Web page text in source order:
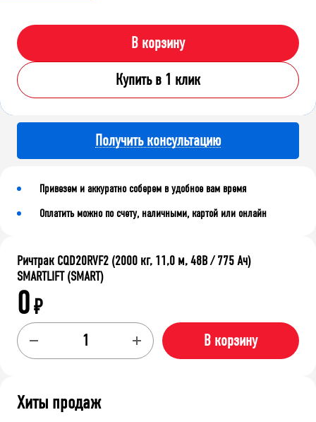
В корзину
Купить в 1 клик
Получить консультацию
Привезем и аккуратно соберем в удобное вам время
Оплатить можно по счету, наличными, картой или онлайн
Ричтрак CQD20RVF2 (2000 кг, 11,0 м, 48В / 775 Ач)
SMARTLIFT (SMART)
0₽
В корзину
Хиты продаж